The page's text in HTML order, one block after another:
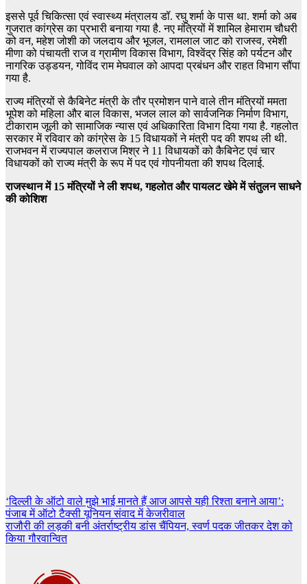
इससे पूर्व चिकित्सा एवं स्वास्थ्य मंत्रालय डॉ. रघु शर्मा के पास था. शर्मा को अब
गुजरात कांग्रेस का प्रभारी बनाया गया है. नए मंत्रियों में शामिल हेमाराम चौधरी
को वन, महेश जोशी को जलदाय और भूजल, रामलाल जाट को राजस्व, रमेशी
मीणा को पंचायती राज व ग्रामीण विकास विभाग, विश्वेंद्र सिंह को पर्यटन और
नागरिक उड्डयन, गोविंद राम मेघवाल को आपदा प्रबंधन और राहत विभाग सौंपा
गया है.
राज्य मंत्रियों से कैबिनेट मंत्री के तौर प्रमोशन पाने वाले तीन मंत्रियों ममता
भूपेश को महिला और बाल विकास, भजल लाल को सार्वजनिक निर्माण विभाग,
टीकाराम जूली को सामाजिक न्यास एवं अधिकारिता विभाग दिया गया है. गहलोत
सरकार में रविवार को कांग्रेस के 15 विधायकों ने मंत्री पद की शपथ ली थी.
राजभवन में राज्यपाल कलराज मिश्र ने 11 विधायकों को कैबिनेट एवं चार
विधायकों को राज्य मंत्री के रूप में पद एवं गोपनीयता की शपथ दिलाई.
राजस्‍थान में 15 मंत्रियों ने ली शपथ, गहलोत और पायलट खेमे में संतुलन साधने
की कोशिश
Post
navigation
‘दिल्ली के ऑटो वाले मुझे भाई मानते हैं आज आपसे यही रिश्ता बनाने आया’:
पंजाब में ऑटो टैक्‍सी यूनियन संवाद में केजरीवाल
राजौरी की लड़की बनी अंतर्राष्ट्रीय डांस चैंपियन, स्वर्ण पदक जीतकर देश को
किया गौरवान्वित